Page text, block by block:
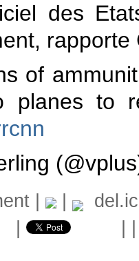
des
rapporte
of
planes to